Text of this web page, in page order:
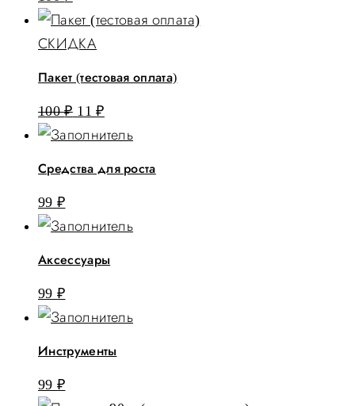
СКИДКА
Пакет (тестовая оплата)
100₽ Первоначальная
цена
11₽Текущая
цена:
Средства для роста
99₽
Аксессуары
99₽
Инструменты
99₽